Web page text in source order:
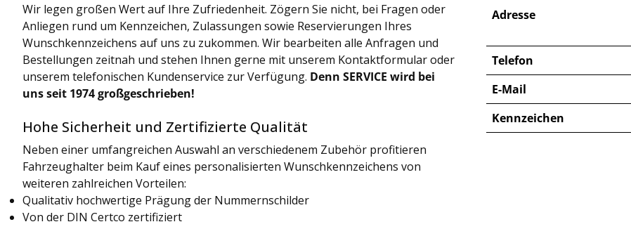
Wir legen großen Wert auf Ihre Zufriedenheit. Zögern Sie nicht, bei Fragen oder
Anliegen rund um Kennzeichen, Zulassungen sowie Reservierungen Ihres
Wunschkennzeichens auf uns zu zukommen. Wir bearbeiten alle Anfragen und
Bestellungen zeitnah und stehen Ihnen gerne mit unserem Kontaktformular oder
unserem telefonischen Kundenservice zur Verfügung. Denn SERVICE wird bei
uns seit 1974 großgeschrieben!
Hohe Sicherheit und Zertifizierte Qualität
Neben einer umfangreichen Auswahl an verschiedenem Zubehör profitieren
Fahrzeughalter beim Kauf eines personalisierten Wunschkennzeichens von
weiteren zahlreichen Vorteilen:
Qualitativ hochwertige Prägung der Nummernschilder
Von der DIN Certco zertifiziert
Adresse
Telefon
E-Mail
Kennzeichen